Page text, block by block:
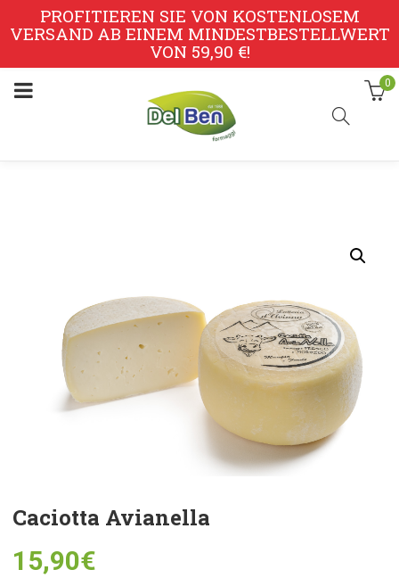
PROFITIEREN SIE VON KOSTENLOSEM
VERSAND AB EINEM MINDESTBESTELLWERT
VON 59,90 €!
0
Caciotta Avianella
15,90€